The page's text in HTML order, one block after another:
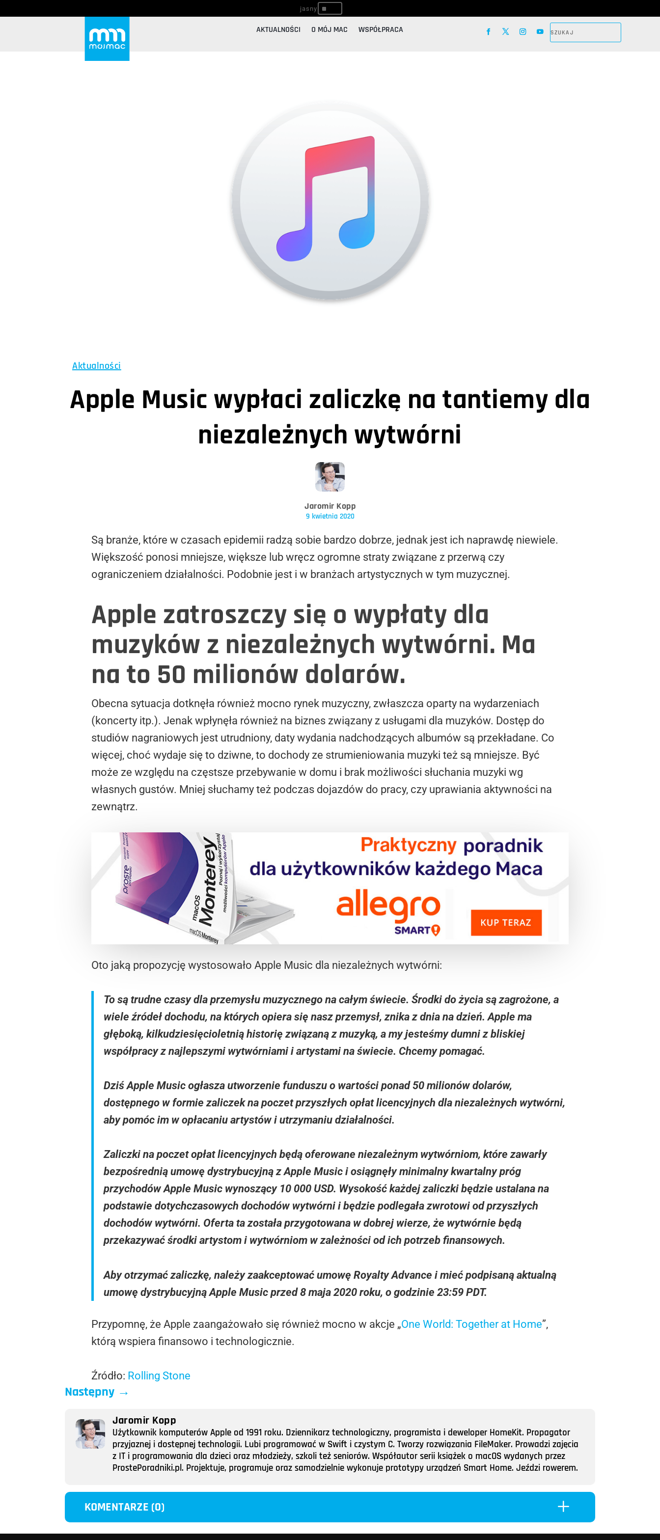
^
AKTUALNOŚCI O MÓJ MAC WSPÓŁPRACA
Aktualności
Apple Music wypłaci zaliczkę na tantiemy dla
niezależnych wytwórni
Jaromir Kopp
9 kwietnia 2020
Są branże, które w czasach epidemii radzą sobie bardzo dobrze, jednak jest ich naprawdę niewiele.
Większość ponosi mniejsze, większe lub wręcz ogromne straty związane z przerwą czy
ograniczeniem działalności. Podobnie jest i w branżach artystycznych w tym muzycznej.
Apple zatroszczy się o wypłaty dla
muzyków z niezależnych wytwórni. Ma
na to 50 milionów dolarów.
Obecna sytuacja dotknęła również mocno rynek muzyczny, zwłaszcza oparty na wydarzeniach
(koncerty itp.). Jenak wpłynęła również na biznes związany z usługami dla muzyków. Dostęp do
studiów nagraniowych jest utrudniony, daty wydania nadchodzących albumów są przekładane. Co
więcej, choć wydaje się to dziwne, to dochody ze strumieniowania muzyki też są mniejsze. Być
może ze względu na częstsze przebywanie w domu i brak możliwości słuchania muzyki wg
własnych gustów. Mniej słuchamy też podczas dojazdów do pracy, czy uprawiania aktywności na
zewnątrz.
Oto jaką propozycję wystosowało Apple Music dla niezależnych wytwórni:
To są trudne czasy dla przemysłu muzycznego na całym świecie. Środki do życia są zagrożone, a
wiele źródeł dochodu, na których opiera się nasz przemysł, znika z dnia na dzień. Apple ma
głęboką, kilkudziesięcioletnią historię związaną z muzyką, a my jesteśmy dumni z bliskiej
współpracy z najlepszymi wytwórniami i artystami na świecie. Chcemy pomagać.
Dziś Apple Music ogłasza utworzenie funduszu o wartości ponad 50 milionów dolarów,
dostępnego w formie zaliczek na poczet przyszłych opłat licencyjnych dla niezależnych wytwórni,
aby pomóc im w opłacaniu artystów i utrzymaniu działalności.
Zaliczki na poczet opłat licencyjnych będą oferowane niezależnym wytwórniom, które zawarły
bezpośrednią umowę dystrybucyjną z Apple Music i osiągnęły minimalny kwartalny próg
przychodów Apple Music wynoszący 10 000 USD. Wysokość każdej zaliczki będzie ustalana na
podstawie dotychczasowych dochodów wytwórni i będzie podlegała zwrotowi od przyszłych
dochodów wytwórni. Oferta ta została przygotowana w dobrej wierze, że wytwórnie będą
przekazywać środki artystom i wytwórniom w zależności od ich potrzeb finansowych.
Aby otrzymać zaliczkę, należy zaakceptować umowę Royalty Advance i mieć podpisaną aktualną
umowę dystrybucyjną Apple Music przed 8 maja 2020 roku, o godzinie 23:59 PDT.
Przypomnę, że Apple zaangażowało się również mocno w akcje „One World: Together at Home”,
którą wspiera finansowo i technologicznie.
Źródło: Rolling Stone
Następny →
Jaromir Kopp
Użytkownik komputerów Apple od 1991 roku. Dziennikarz technologiczny, programista i deweloper HomeKit. Propagator
przyjaznej i dostępnej technologii. Lubi programować w Swift i czystym C. Tworzy rozwiązania FileMaker. Prowadzi zajęcia
z IT i programowania dla dzieci oraz młodzieży, szkoli też seniorów. Współautor serii książek o macOS wydanych przez
ProstePoradniki.pl. Projektuje, programuje oraz samodzielnie wykonuje prototypy urządzeń Smart Home. Jeździ rowerem.
KOMENTARZE (0) L